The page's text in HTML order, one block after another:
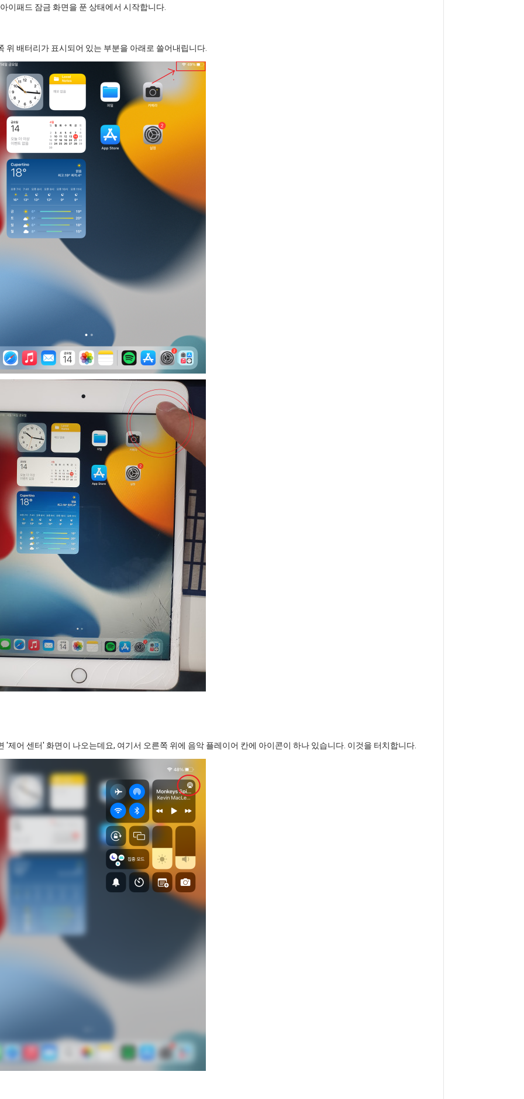
이패드 잠금 화면을 푼 상태에서 시작합니다.
위 배터리가 표시되어 있는 부분을 아래로 쓸어내립니다.
'제어 센터' 화면이 나오는데요, 여기서 오른쪽 위에 음악 플레이어 칸에 아이콘이 하나 있습니다. 이것을 터치합니다.